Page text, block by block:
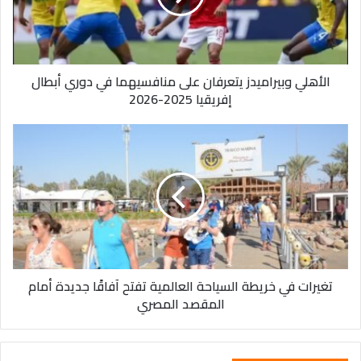
في
دوري
أبطال
إفريقيا
2025-
الأهلي وبيراميدز يتعرفان على منافسيهما في دوري أبطال
إفريقيا 2025-2026
في
خريطة
السياحة
العالمية
تفتح
آفاقًا
جديدة
أمام
المقصد
تغيرات في خريطة السياحة العالمية تفتح آفاقًا جديدة أمام
المقصد المصري